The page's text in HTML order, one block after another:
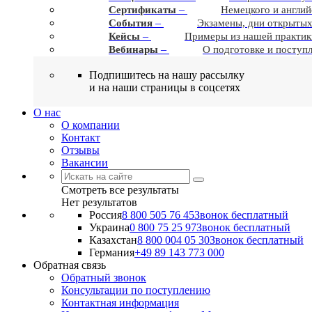
Сертификаты –
Немецкого и
События –
Экзамены, дни
Кейсы –
Примеры из нашей
Вебинары – О подготовке и
Подпишитесь на нашу рассылку
и на наши страницы в соцсетях
О нас
О компании
Контакт
Отзывы
Вакансии
Смотреть все результаты
Нет результатов
Россия8 800 505 76 45Звонок бесплатный
Украина0 800 75 25 97Звонок бесплатный
Казахстан8 800 004 05 30Звонок бесплатный
Германия+49 89 143 773 000
Обратная связь
Обратный звонок
Консультации по поступлению
Контактная информация